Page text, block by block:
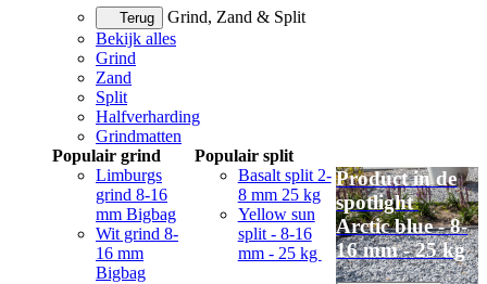
Terug
Grind, Zand & Split
Bekijk alles
Grind
Zand
Split
Halfverharding
Grindmatten
Populair grind
Limburgs
grind 8-16
mm Bigbag
Wit grind 8-
16 mm
Bigbag
Populair split
Basalt split 2-
8 mm 25 kg
Yellow sun
split - 8-16
mm - 25 kg
Product in de
spotlight
Arctic blue - 8-
16 mm - 25 kg